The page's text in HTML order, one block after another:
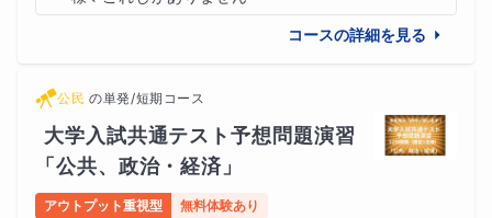
コースの詳細を見る
公民 の単発/短期コース
大学入試共通テスト予想問題演習
「公共、政治・経済」
アウトプット重視型 無料体験あり